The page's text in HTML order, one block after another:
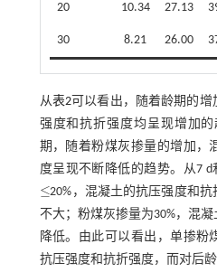
20 10.34 27.13
30 8.21 26.00
从表2可以看出，随着龄期的
强度和抗折强度均呈现增加
期，随着粉煤灰掺量的增加，
度呈现不断降低的趋势。从7
≤
≤ 20%，混凝土的抗压强度和
不大；粉煤灰掺量为30%，混
降低。由此可以看出，单掺粉
抗压强度和抗折强度，而对后